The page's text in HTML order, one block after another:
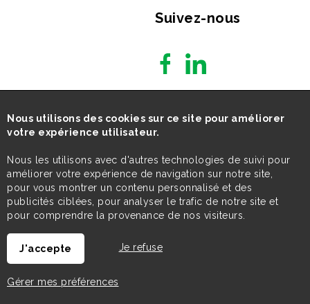
Suivez-nous
Nous utilisons des cookies sur ce site pour améliorer
votre expérience utilisateur.
Nous les utilisons avec d'autres technologies de suivi pour
améliorer votre expérience de navigation sur notre site,
pour vous montrer un contenu personnalisé et des
publicités ciblées, pour analyser le trafic de notre site et
pour comprendre la provenance de nos visiteurs.
J'accepte Je refuse
Gérer mes préférences